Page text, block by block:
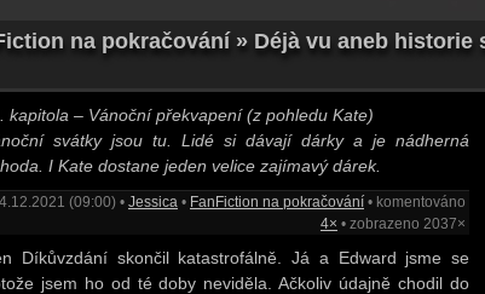
na pokračování » Déjà vu aneb historie
kapitola – Vánoční překvapení (z pohledu Kate)
svátky jsou tu. Lidé si dávají dárky a je nádherná
I Kate dostane jeden velice zajímavý dárek.
(09:00) • Jessica • FanFiction na pokračování • komentováno
4× • zobrazeno 2037×
Díkůvzdání skončil katastrofálně. Já a Edward jsme se
jsem ho od té doby neviděla. Ačkoliv údajně chodil do